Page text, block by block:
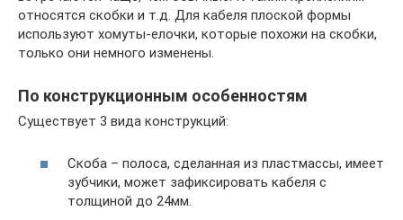
относятся скобки и т.д. Для кабеля плоской формы
используют хомуты-елочки, которые похожи на скобки,
только они немного изменены.
По конструкционным особенностям
Существует 3 вида конструкций:
Скоба – полоса, сделанная из пластмассы, имеет
зубчики, может зафиксировать кабеля с
толщиной до 24мм.